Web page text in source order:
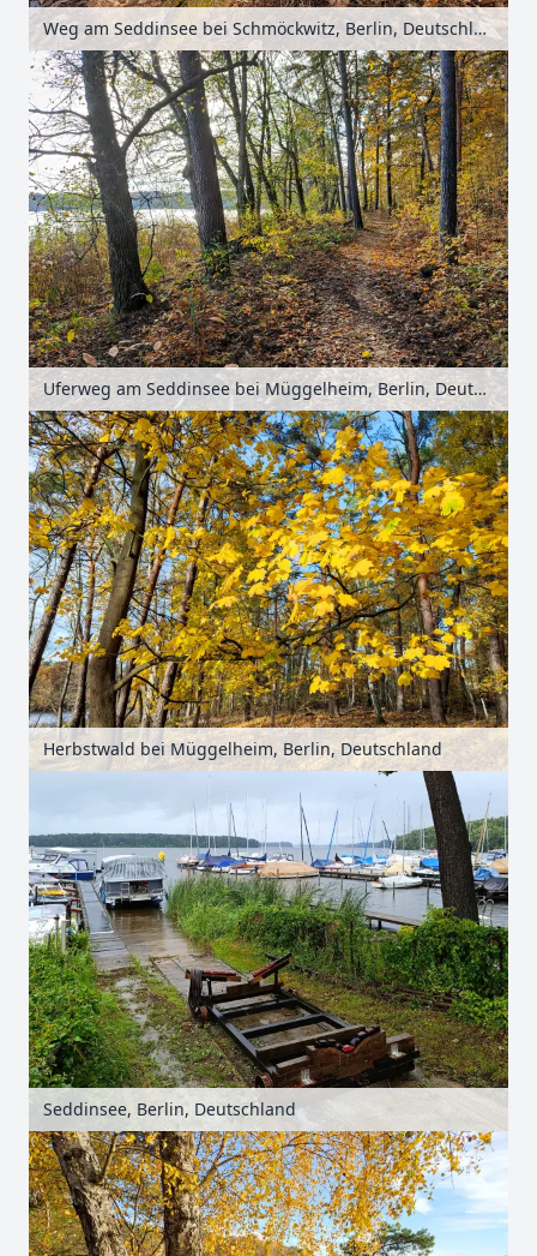
Weg am Seddinsee bei Schmöckwitz, Berlin, Deutschland
Uferweg am Seddinsee bei Müggelheim, Berlin, Deutschland
Herbstwald bei Müggelheim, Berlin, Deutschland
Seddinsee, Berlin, Deutschland